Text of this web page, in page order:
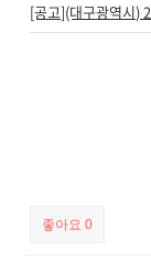
[공고](대구광역시)
좋아요0